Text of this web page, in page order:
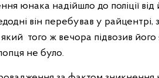
юнака надійшло до поліції від
він перебував у райцентрі,
того ж вечора підвозив його
не було.